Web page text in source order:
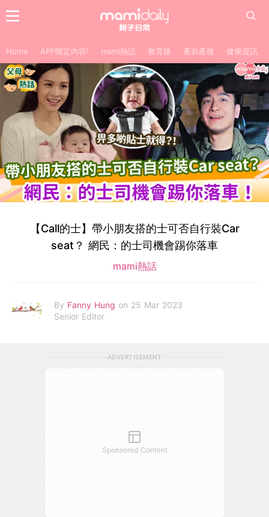
Home APP限定內容! mami熱話 教育路 產前產後 健康資訊
【Call的士】帶小朋友搭的士可否自行裝Car
seat？ 網民：的士司機會踢你落車
mami熱話
By Fanny Hung on 25 Mar 2023
Senior Editor
ADVERTISEMENT
Sponsored Content